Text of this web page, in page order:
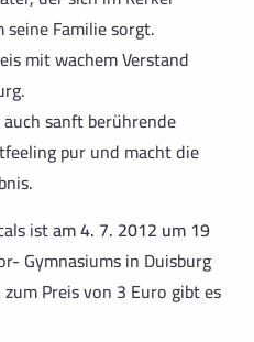
Familie sorgt.
mit wachem Verstand
sanft berührende
pur und macht die
istam 4. 7. 2012 um 19
Gymnasiums in Duisburg
Preis von 3 Euro gibt es